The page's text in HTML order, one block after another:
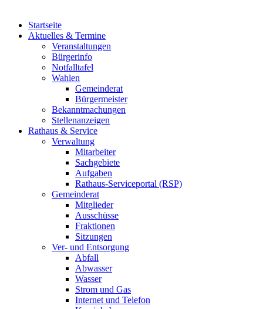
Startseite
Aktuelles & Termine
Veranstaltungen
Bürgerinfo
Notfalltafel
Wahlen
Gemeinderat
Bürgermeister
Bekanntmachungen
Stellenanzeigen
Rathaus & Service
Verwaltung
Mitarbeiter
Sachgebiete
Aufgaben
Rathaus-Serviceportal (RSP)
Gemeinderat
Mitglieder
Ausschüsse
Fraktionen
Sitzungen
Ver- und Entsorgung
Abfall
Abwasser
Wasser
Strom und Gas
Internet und Telefon